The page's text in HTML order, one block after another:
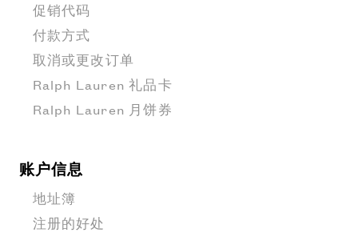
促销代码
付款方式
取消或更改订单
Ralph Lauren 礼品卡
Ralph Lauren 月饼券
账户信息
地址簿
注册的好处